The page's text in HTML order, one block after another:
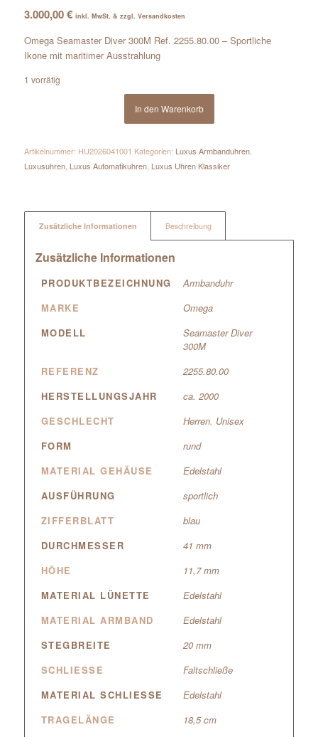
3.000,00€ inkl. MwSt. & zzgl. Versandkosten
Omega Seamaster Diver 300M Ref. 2255.80.00 – Sportliche
Ikone mit maritimer Ausstrahlung
1 vorrätig
In den Warenkorb
Artikelnummer: HU2026041001 Kategorien: Luxus Armbanduhren,
Luxusuhren, Luxus Automatikuhren, Luxus Uhren Klassiker
Zusätzliche Informationen Beschreibung
Zusätzliche Informationen
PRODUKTBEZEICHNUNG
Armbanduhr
MARKE
Omega
MODELL
Seamaster Diver
300M
REFERENZ
2255.80.00
HERSTELLUNGSJAHR
ca. 2000
GESCHLECHT
Herren, Unisex
FORM
rund
MATERIAL GEHÄUSE
Edelstahl
AUSFÜHRUNG
sportlich
ZIFFERBLATT
blau
DURCHMESSER
41 mm
HÖHE
11,7 mm
MATERIAL LÜNETTE
Edelstahl
MATERIAL ARMBAND
Edelstahl
STEGBREITE
20 mm
SCHLIESSE
Faltschließe
MATERIAL SCHLIESSE
Edelstahl
TRAGELÄNGE
18,5 cm